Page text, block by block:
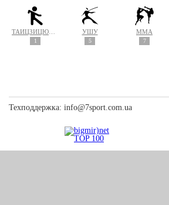
1
УШУ
5
MMA
7
Техподдержка: info@7sport.com.ua